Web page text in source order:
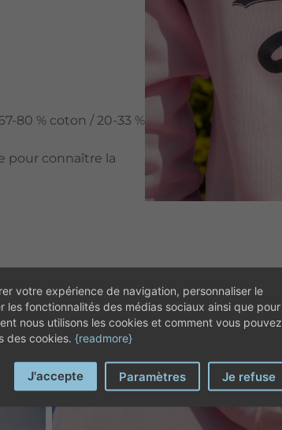
80 % coton / 20-33 %
pour connaître la
votre expérience de navigation, personnaliser le
fonctionnalités des médias sociaux ainsi que pour
nous utilisons les cookies et comment vous pouvez
des cookies. {readmore}
J'accepte Paramètres Je refuse